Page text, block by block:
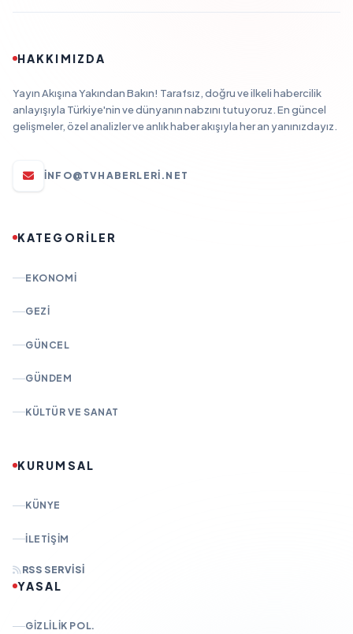
HAKKIMIZDA
Yayın Akışına Yakından Bakın! Tarafsız, doğru ve ilkeli habercilik
anlayışıyla Türkiye'nin ve dünyanın nabzını tutuyoruz. En güncel
gelişmeler, özel analizler ve anlık haber akışıyla her an yanınızdayız.
INFO@TVHABERLERI.NET
KATEGORİLER
EKONOMI
GEZI
GÜNCEL
GÜNDEM
KÜLTÜR VE SANAT
KURUMSAL
KÜNYE
İLETIŞIM
RSS SERVISI
YASAL
GIZLILIK POL.